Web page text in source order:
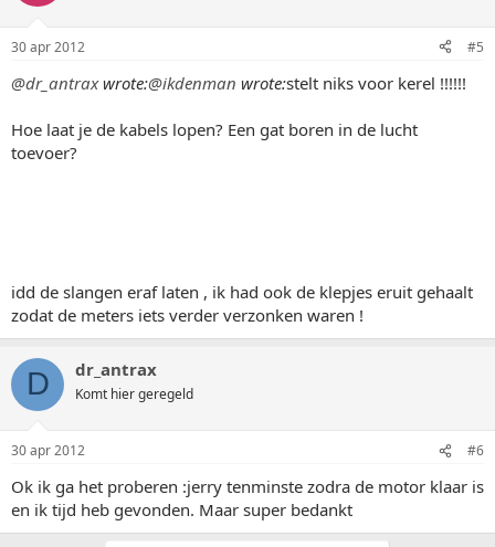
30 apr 2012 #5
@dr_antraxwrote:@ikdenman wrote:stelt niks voor kerel !!!!!!
Hoe laat je de kabels lopen? Een gat boren in de lucht
toevoer?
idd de slangen eraf laten , ik had ook de klepjes eruit gehaalt
zodat de meters iets verder verzonken waren !
D dr_antrax
Komt hier geregeld
30 apr 2012 #6
Ok ik ga het proberen :jerry tenminste zodra de motor klaar is
en ik tijd heb gevonden. Maar super bedankt